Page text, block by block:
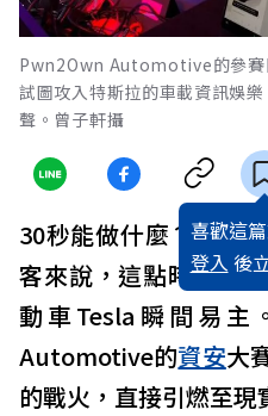
Pwn2Own Automotive的參賽
試圖攻入特斯拉的車載資訊娛
聲。曾子軒攝
喜歡這
登入 後
30秒能做什麼？對於
客來說，這點時間足
動車Tesla瞬間易主
Automotive的資安大
的戰火，直接引燃至現